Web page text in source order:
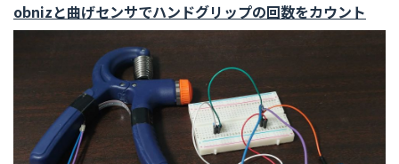
obnizと曲げセンサでハンドグリップの回数をカウント